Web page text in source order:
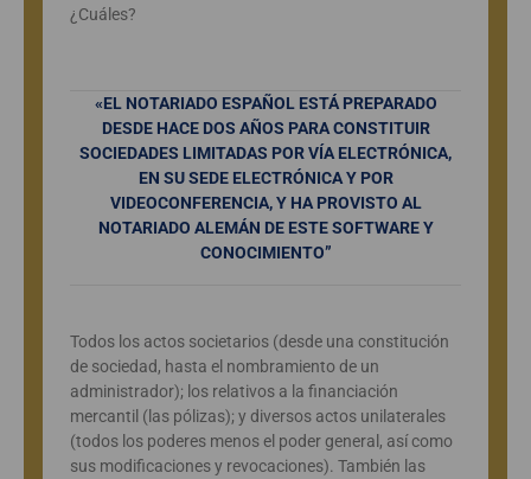
¿Cuáles?
«EL NOTARIADO ESPAÑOL ESTÁ PREPARADO
DESDE HACE DOS AÑOS PARA CONSTITUIR
SOCIEDADES LIMITADAS POR VÍA ELECTRÓNICA,
EN SU SEDE ELECTRÓNICA Y POR
VIDEOCONFERENCIA, Y HA PROVISTO AL
NOTARIADO ALEMÁN DE ESTE SOFTWARE Y
CONOCIMIENTO”
Todos los actos societarios (desde una constitución
de sociedad, hasta el nombramiento de un
administrador); los relativos a la financiación
mercantil (las pólizas); y diversos actos unilaterales
(todos los poderes menos el poder general, así como
sus modificaciones y revocaciones). También las